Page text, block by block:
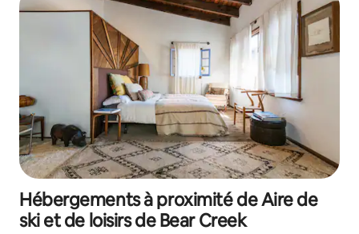
Hébergements à proximité de Aire de
ski et de loisirs de Bear Creek